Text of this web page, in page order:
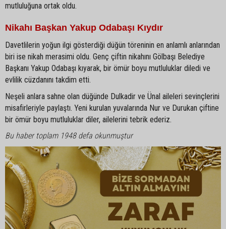
mutluluğuna ortak oldu.
Nikahı Başkan Yakup Odabaşı Kıydır
Davetlilerin yoğun ilgi gösterdiği düğün töreninin en anlamlı anlarından
biri ise nikah merasimi oldu. Genç çiftin nikahını Gölbaşı Belediye
Başkanı Yakup Odabaşı kıyarak, bir ömür boyu mutluluklar diledi ve
evlilik cüzdanını takdim etti.
Neşeli anlara sahne olan düğünde Dulkadir ve Ünal aileleri sevinçlerini
misafirleriyle paylaştı. Yeni kurulan yuvalarında Nur ve Durukan çiftine
bir ömür boyu mutluluklar diler, ailelerini tebrik ederiz.
Bu haber toplam 1948 defa okunmuştur